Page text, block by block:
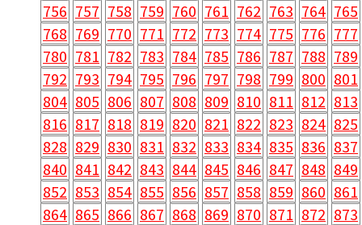
756 757 758 759 760 761 762 763 764 765
768 769 770 771 772 773 774 775 776 777
780 781 782 783 784 785 786 787 788 789
792 793 794 795 796 797 798 799 800 801
804 805 806 807 808 809 810 811 812 813
816 817 818 819 820 821 822 823 824 825
828 829 830 831 832 833 834 835 836 837
840 841 842 843 844 845 846 847 848 849
852 853 854 855 856 857 858 859 860 861
864 865 866 867 868 869 870 871 872 873